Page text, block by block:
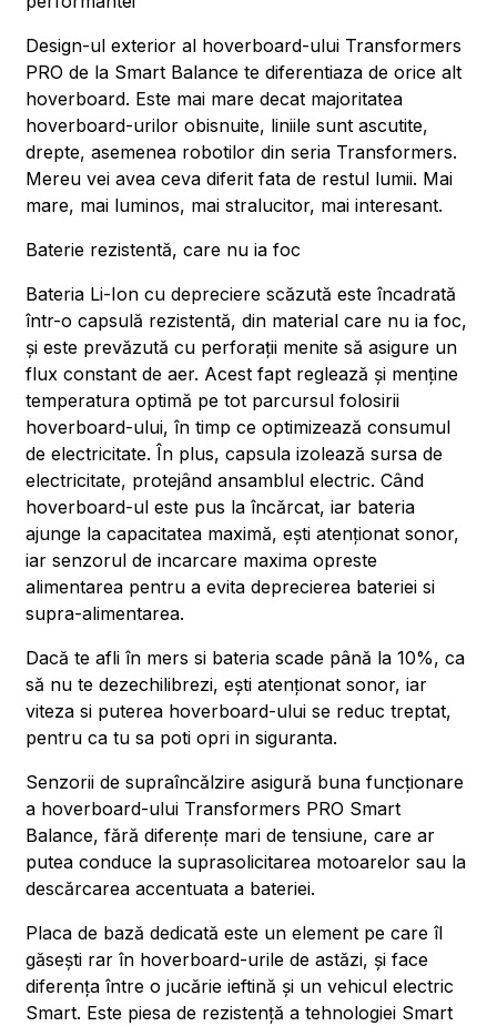
Design-ul exterior al hoverboard-ului Transformers
PRO de la Smart Balance te diferentiaza de orice alt
hoverboard. Este mai mare decat majoritatea
hoverboard-urilor obisnuite, liniile sunt ascutite,
drepte, asemenea robotilor din seria Transformers.
Mereu vei avea ceva diferit fata de restul lumii. Mai
mare, mai luminos, mai stralucitor, mai interesant.
Baterie rezistentă, care nu ia foc
Bateria Li-Ion cu depreciere scăzută este încadrată
într-o capsulă rezistentă, din material care nu ia foc,
și este prevăzută cu perforații menite să asigure un
flux constant de aer. Acest fapt reglează și menține
temperatura optimă pe tot parcursul folosirii
hoverboard-ului, în timp ce optimizează consumul
de electricitate. În plus, capsula izolează sursa de
electricitate, protejând ansamblul electric. Când
hoverboard-ul este pus la încărcat, iar bateria
ajunge la capacitatea maximă, ești atenționat sonor,
iar senzorul de incarcare maxima opreste
alimentarea pentru a evita deprecierea bateriei si
supra-alimentarea.
Dacă te afli în mers si bateria scade până la 10%, ca
să nu te dezechilibrezi, ești atenționat sonor, iar
viteza si puterea hoverboard-ului se reduc treptat,
pentru ca tu sa poti opri in siguranta.
Senzorii de supraîncălzire asigură buna funcționare
a hoverboard-ului Transformers PRO Smart
Balance, fără diferențe mari de tensiune, care ar
putea conduce la suprasolicitarea motoarelor sau la
descărcarea accentuata a bateriei.
Placa de bază dedicată este un element pe care îl
găsești rar în hoverboard-urile de astăzi, și face
diferența între o jucărie ieftină și un vehicul electric
Smart. Este piesa de rezistență a tehnologiei Smart